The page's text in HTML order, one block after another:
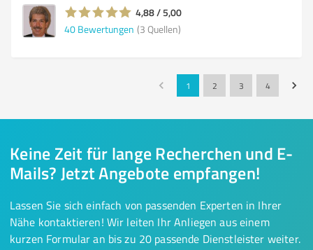
4,88 / 5,00
40 Bewertungen (3 Quellen)
1 2 3 4
Keine Zeit für lange Recherchen und E-
Mails? Jetzt Angebote empfangen!
Lassen Sie sich einfach von passenden Experten in Ihrer
Nähe kontaktieren! Wir leiten Ihr Anliegen aus einem
kurzen Formular an bis zu 20 passende Dienstleister weiter.